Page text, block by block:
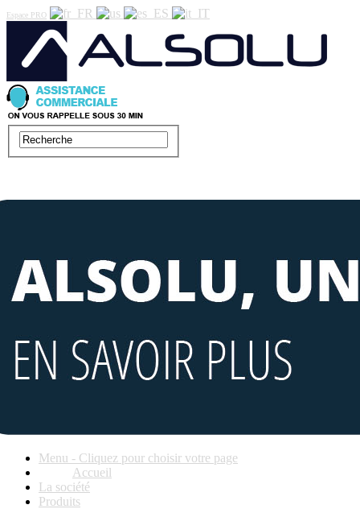
Espace PRO
Menu - Cliquez pour choisir votre page
Accueil
La société
Produits